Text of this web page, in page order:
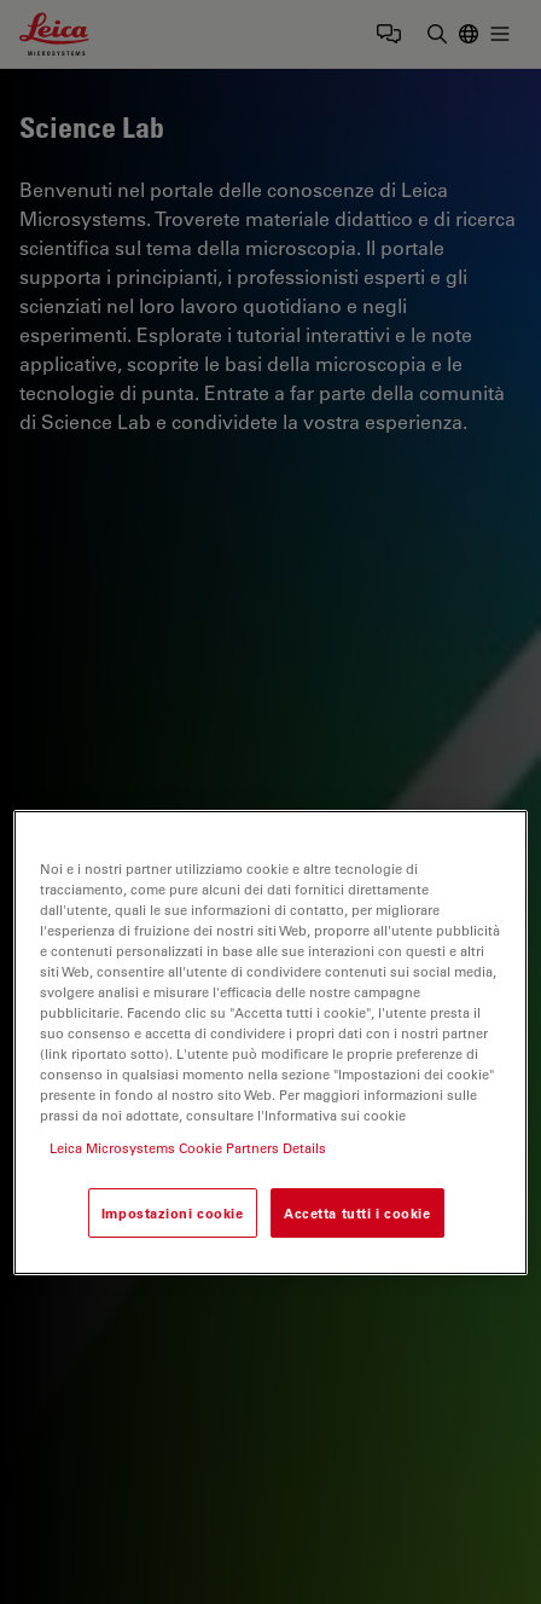
Leica Microsystems Logo
Science Lab
Benvenuti nel portale delle conoscenze di Leica
Microsystems. Troverete materiale didattico e di ricerca
scientifica sul tema della microscopia. Il portale
supporta i principianti, i professionisti esperti e gli
scienziati nel loro lavoro quotidiano e negli
esperimenti. Esplorate i tutorial interattivi e le note
applicative, scoprite le basi della microscopia e le
tecnologie di punta. Entrate a far parte della comunità
di Science Lab e condividete la vostra esperienza.
Noi e i nostri partner utilizziamo cookie e altre tecnologie di
tracciamento, come pure alcuni dei dati fornitici direttamente
dall'utente, quali le sue informazioni di contatto, per migliorare
l'esperienza di fruizione dei nostri siti Web, proporre all'utente pubblicità
e contenuti personalizzati in base alle sue interazioni con questi e altri
siti Web, consentire all'utente di condividere contenuti sui social media,
svolgere analisi e misurare l'efficacia delle nostre campagne
pubblicitarie. Facendo clic su "Accetta tutti i cookie", l'utente presta il
suo consenso e accetta di condividere i propri dati con i nostri partner
(link riportato sotto). L'utente può modificare le proprie preferenze di
consenso in qualsiasi momento nella sezione "Impostazioni dei cookie"
presente in fondo al nostro sito Web. Per maggiori informazioni sulle
prassi da noi adottate, consultare l'Informativa sui cookie
Leica Microsystems Cookie Partners Details
Impostazioni cookie Accetta tutti i cookie